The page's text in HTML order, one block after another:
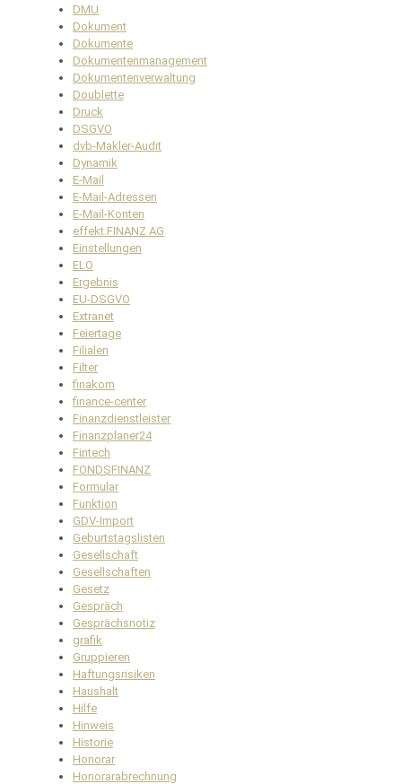
DMU
Dokument
Dokumente
Dokumentenmanagement
Dokumentenverwaltung
Doublette
Druck
DSGVO
dvb-Makler-Audit
Dynamik
E-Mail
E-Mail-Adressen
E-Mail-Konten
effekt.FINANZ AG
Einstellungen
ELO
Ergebnis
EU-DSGVO
Extranet
Feiertage
Filialen
Filter
finakom
finance-center
Finanzdienstleister
Finanzplaner24
Fintech
FONDSFINANZ
Formular
Funktion
GDV-Import
Geburtstagslisten
Gesellschaft
Gesellschaften
Gesetz
Gespräch
Gesprächsnotiz
grafik
Gruppieren
Haftungsrisiken
Haushalt
Hilfe
Hinweis
Historie
Honorar
Honorarabrechnung